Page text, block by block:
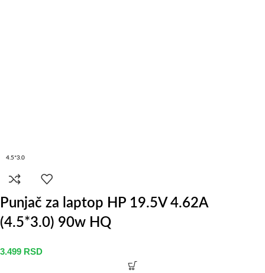
4.5*3.0
Punjač za laptop HP 19.5V 4.62A
(4.5*3.0) 90w HQ
3.499 RSD